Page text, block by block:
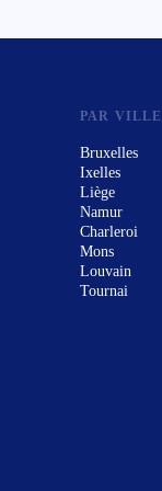
PAR VILLE
Bruxelles
Ixelles
Liège
Namur
Charleroi
Mons
Louvain
Tournai